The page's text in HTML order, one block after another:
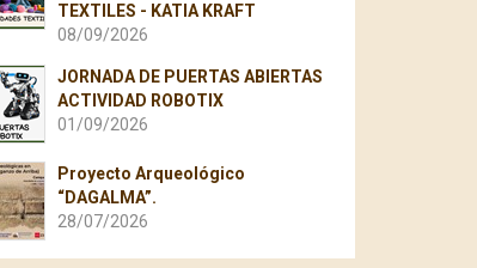
TEXTILES - KATIA KRAFT
08/09/2026
JORNADA DE PUERTAS ABIERTAS
ACTIVIDAD ROBOTIX
01/09/2026
Proyecto Arqueológico
“DAGALMA”.
28/07/2026